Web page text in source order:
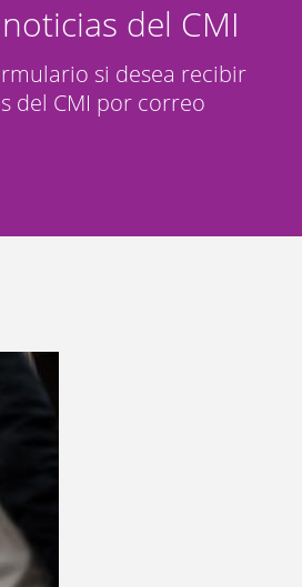
del CMI
si desea recibir
del CMI por correo